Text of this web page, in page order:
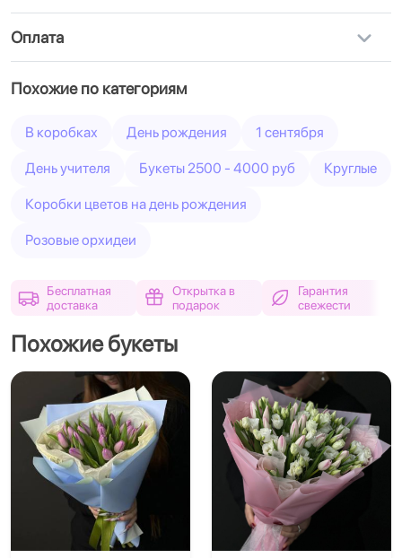
Оплата
Похожие по категориям
В коробках День рождения 1 сентября
День учителя Букеты 2500 - 4000 руб Круглые
Коробки цветов на день рождения
Розовые орхидеи
Бесплатная
доставка
Открытка в
подарок
Гарантия
свежести
Похожие букеты